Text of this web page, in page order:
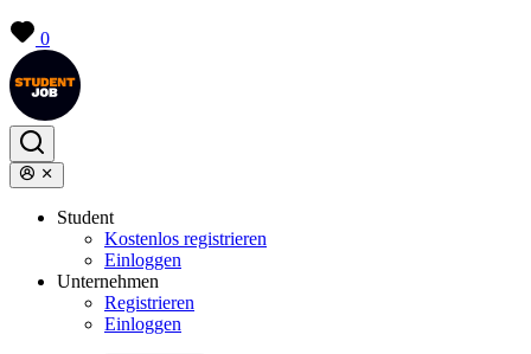
0
Student
Kostenlos registrieren
Einloggen
Unternehmen
Registrieren
Einloggen